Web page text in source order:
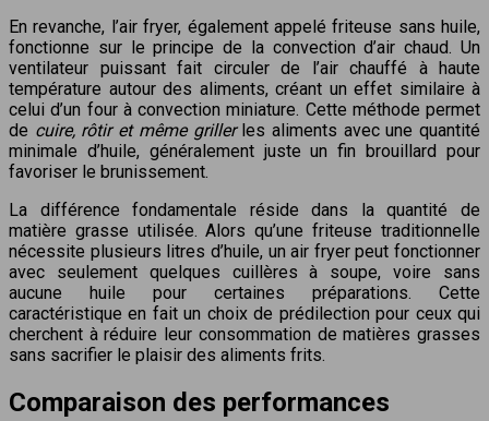
En revanche, l’air fryer, également appelé friteuse sans huile,
fonctionne sur le principe de la convection d’air chaud. Un
ventilateur puissant fait circuler de l’air chauffé à haute
température autour des aliments, créant un effet similaire à
celui d’un four à convection miniature. Cette méthode permet
de cuire, rôtir et même griller les aliments avec une quantité
minimale d’huile, généralement juste un fin brouillard pour
favoriser le brunissement.
La différence fondamentale réside dans la quantité de
matière grasse utilisée. Alors qu’une friteuse traditionnelle
nécessite plusieurs litres d’huile, un air fryer peut fonctionner
avec seulement quelques cuillères à soupe, voire sans
aucune huile pour certaines préparations. Cette
caractéristique en fait un choix de prédilection pour ceux qui
cherchent à réduire leur consommation de matières grasses
sans sacrifier le plaisir des aliments frits.
Comparaison des performances